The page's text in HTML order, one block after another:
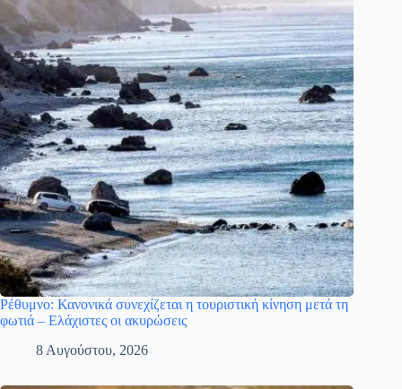
Ρέθυμνο: Κανονικά συνεχίζεται η τουριστική κίνηση μετά τη
φωτιά – Ελάχιστες οι ακυρώσεις
8 Αυγούστου, 2026